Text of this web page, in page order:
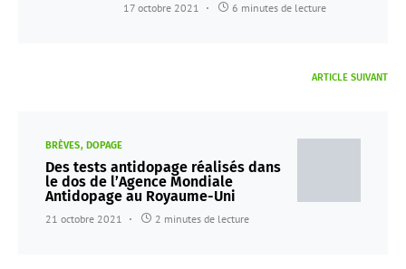
17 octobre 2021 6 minutes de lecture
ARTICLE SUIVANT
BRÈVES DOPAGE
Des tests antidopage réalisés dans
le dos de l’Agence Mondiale
Antidopage au Royaume-Uni
21 octobre 2021 2 minutes de lecture